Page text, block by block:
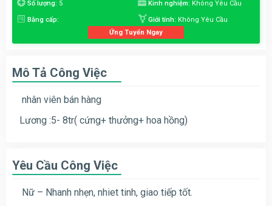
Số lượng: 5 Kinh nghiệm: Không Yêu Cầu
Bằng cấp: Giới tính: Không Yêu Cầu
Ứng Tuyển Ngay
Mô Tả Công Việc
nhân viên bán hàng
Lương :5- 8tr( cứng+ thưởng+ hoa hồng)
Yêu Cầu Công Việc
Nữ – Nhanh nhẹn, nhiet tinh, giao tiếp tốt.